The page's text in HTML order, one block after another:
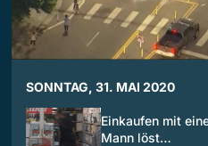
SONNTAG, 31. MAI 2020
Einkaufen mit
Mann löst…